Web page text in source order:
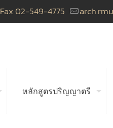
Fax 02-549-4775
หลักสูตรปริญญาตรี